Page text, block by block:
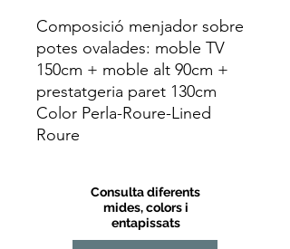
Composició menjador sobre
potes ovalades: moble TV
150cm + moble alt 90cm +
prestatgeria paret 130cm
Color Perla-Roure-Lined
Roure
Consulta diferents
mides, colors i
entapissats